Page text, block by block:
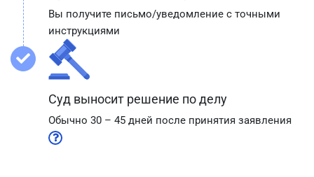
Вы получите письмо/уведомление с точными
инструкциями
Суд выносит решение по делу
Обычно 30 – 45 дней после принятия заявления